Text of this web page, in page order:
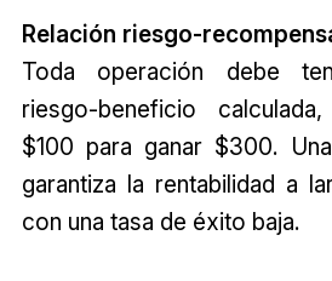
Relación riesgo-
Toda operación debe
riesgo-beneficio
$100 para ganar $300.
garantiza la rentabilidad a
con una tasa de éxito baja.